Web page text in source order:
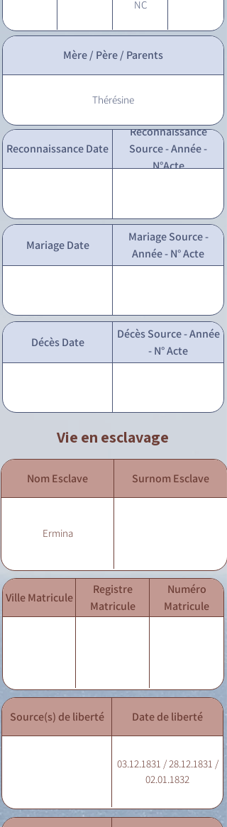
NC
Mère / Père / Parents
Thérésine
Reconnaissance Date
Reconnaissance
Source - Année -
N°Acte
Mariage Date
Mariage Source -
Année - N° Acte
Décès Date
Décès Source - Année
- N° Acte
Vie en esclavage
Nom Esclave Surnom Esclave
Ermina
Ville Matricule
Registre
Matricule
Numéro
Matricule
Source(s) de liberté Date de liberté
03.12.1831 / 28.12.1831 /
02.01.1832